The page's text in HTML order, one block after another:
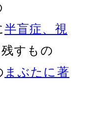
半盲症、視
すもの
まぶたに著